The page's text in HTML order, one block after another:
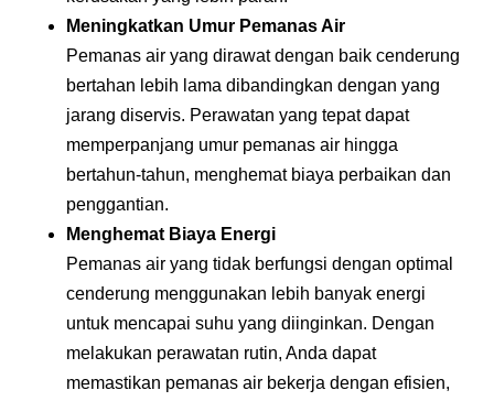
Meningkatkan Umur Pemanas Air
Pemanas air yang dirawat dengan baik cenderung
bertahan lebih lama dibandingkan dengan yang
jarang diservis. Perawatan yang tepat dapat
memperpanjang umur pemanas air hingga
bertahun-tahun, menghemat biaya perbaikan dan
penggantian.
Menghemat Biaya Energi
Pemanas air yang tidak berfungsi dengan optimal
cenderung menggunakan lebih banyak energi
untuk mencapai suhu yang diinginkan. Dengan
melakukan perawatan rutin, Anda dapat
memastikan pemanas air bekerja dengan efisien,